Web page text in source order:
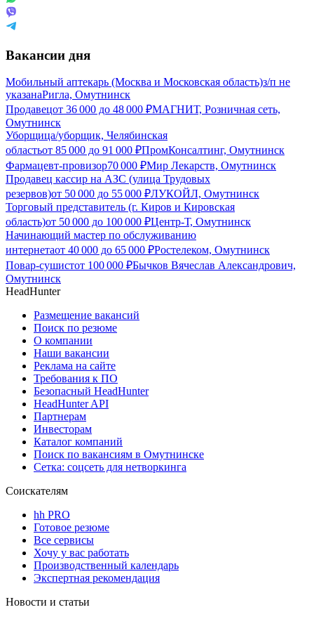
Вакансии дня
Мобильный аптекарь (Москва и Московская область)з/п не
указанаРигла, Омутнинск
Продавецот 36 000 до 48 000 ₽МАГНИТ, Розничная сеть,
Омутнинск
Уборщица/уборщик, Челябинская
областьот 85 000 до 91 000 ₽ПромКонсалтинг, Омутнинск
Фармацевт-провизор70 000 ₽Мир Лекарств, Омутнинск
Продавец кассир на АЗС (улица Трудовых
резервов)от 50 000 до 55 000 ₽ЛУКОЙЛ, Омутнинск
Торговый представитель (г. Киров и Кировская
область)от 50 000 до 100 000 ₽Центр-Т, Омутнинск
Начинающий мастер по обслуживанию
интернетаот 40 000 до 65 000 ₽Ростелеком, Омутнинск
Повар-сушистот 100 000 ₽Бычков Вячеслав Александрович,
Омутнинск
HeadHunter
Размещение вакансий
Поиск по резюме
О компании
Наши вакансии
Реклама на сайте
Требования к ПО
Безопасный HeadHunter
HeadHunter API
Партнерам
Инвесторам
Каталог компаний
Поиск по вакансиям в Омутнинске
Сетка: соцсеть для нетворкинга
Соискателям
hh PRO
Готовое резюме
Все сервисы
Хочу у вас работать
Производственный календарь
Экспертная рекомендация
Новости и статьи